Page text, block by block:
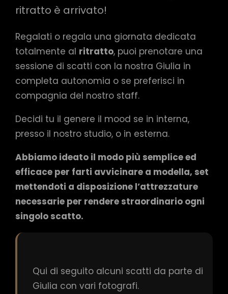
ritratto è arrivato!
Regalati o regala una giornata dedicata
totalmente al ritratto, puoi prenotare una
sessione di scatti con la nostra Giulia in
completa autonomia o se preferisci in
compagnia del nostro staff.
Decidi tu il genere il mood se in interna,
presso il nostro studio, o in esterna.
Abbiamo ideato il modo più semplice ed
efficace per farti avvicinare a modella, set
mettendoti a disposizione l’attrezzature
necessarie per rendere straordinario ogni
singolo scatto.
Qui di seguito alcuni scatti da parte di
Giulia con vari fotografi.